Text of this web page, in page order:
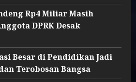
Rp4 Miliar Masih
DPRK Desak
Besar di Pendidikan Jadi
Terobosan Bangsa